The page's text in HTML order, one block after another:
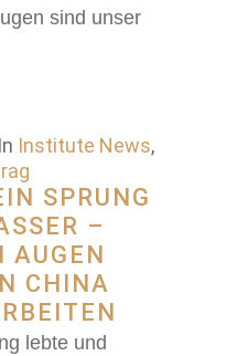
sind unser
In Institute News,
SPRUNG
–
AUGEN
CHINA
lebte und